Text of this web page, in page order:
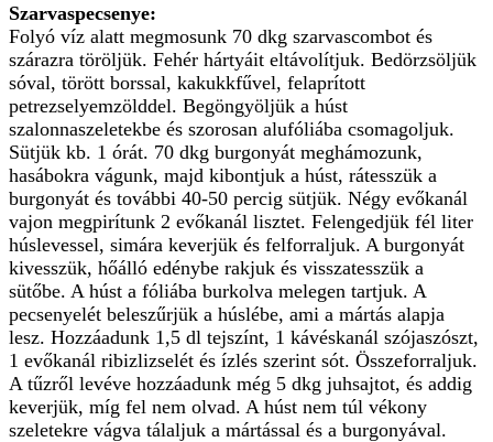
Szarvaspecsenye:
Folyó víz alatt megmosunk 70 dkg szarvascombot és
szárazra töröljük. Fehér hártyáit eltávolítjuk. Bedörzsöljük
sóval, törött borssal, kakukkfűvel, felaprított
petrezselyemzölddel. Begöngyöljük a húst
szalonnaszeletekbe és szorosan alufóliába csomagoljuk.
Sütjük kb. 1 órát. 70 dkg burgonyát meghámozunk,
hasábokra vágunk, majd kibontjuk a húst, rátesszük a
burgonyát és további 40-50 percig sütjük. Négy evőkanál
vajon megpirítunk 2 evőkanál lisztet. Felengedjük fél liter
húslevessel, simára keverjük és felforraljuk. A burgonyát
kivesszük, hőálló edénybe rakjuk és visszatesszük a
sütőbe. A húst a fóliába burkolva melegen tartjuk. A
pecsenyelét beleszűrjük a húslébe, ami a mártás alapja
lesz. Hozzáadunk 1,5 dl tejszínt, 1 kávéskanál szójaszószt,
1 evőkanál ribizlizselét és ízlés szerint sót. Összeforraljuk.
A tűzről levéve hozzáadunk még 5 dkg juhsajtot, és addig
keverjük, míg fel nem olvad. A húst nem túl vékony
szeletekre vágva tálaljuk a mártással és a burgonyával.